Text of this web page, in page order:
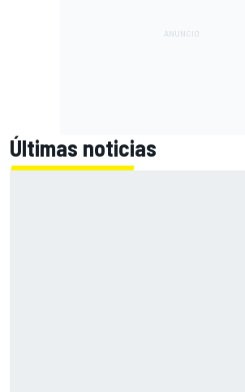
Últimas noticias